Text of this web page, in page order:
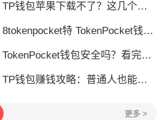
TP钱包苹果下载不了？这几个原因你得知道
8tokenpocket特 TokenPocket钱包特色功能详解，新手老手都该知道
TokenPocket钱包安全吗？看完这篇你就懂了
TP钱包赚钱攻略：普通人也能做的几种方式
更多 >